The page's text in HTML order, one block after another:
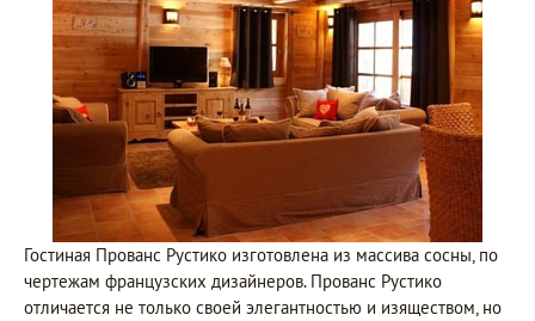
Гостиная Прованс Рустико изготовлена из массива сосны, по
чертежам французских дизайнеров. Прованс Рустико
отличается не только своей элегантностью и изяществом, но